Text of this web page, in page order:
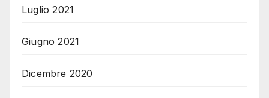
Luglio 2021
Giugno 2021
Dicembre 2020